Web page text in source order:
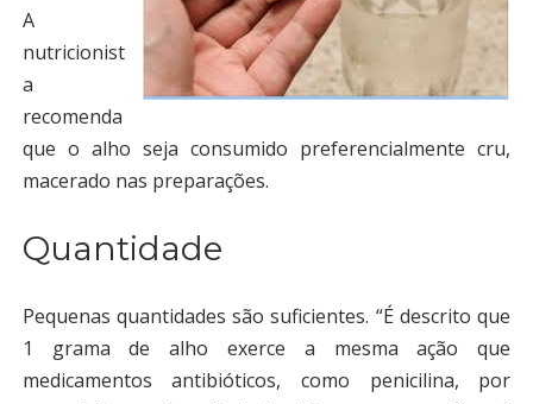
A
nutricionist
a
recomenda
que o alho seja consumido preferencialmente cru,
macerado nas preparações.
Quantidade
Pequenas quantidades são suficientes. “É descrito que
1 grama de alho exerce a mesma ação que
medicamentos antibióticos, como penicilina, por